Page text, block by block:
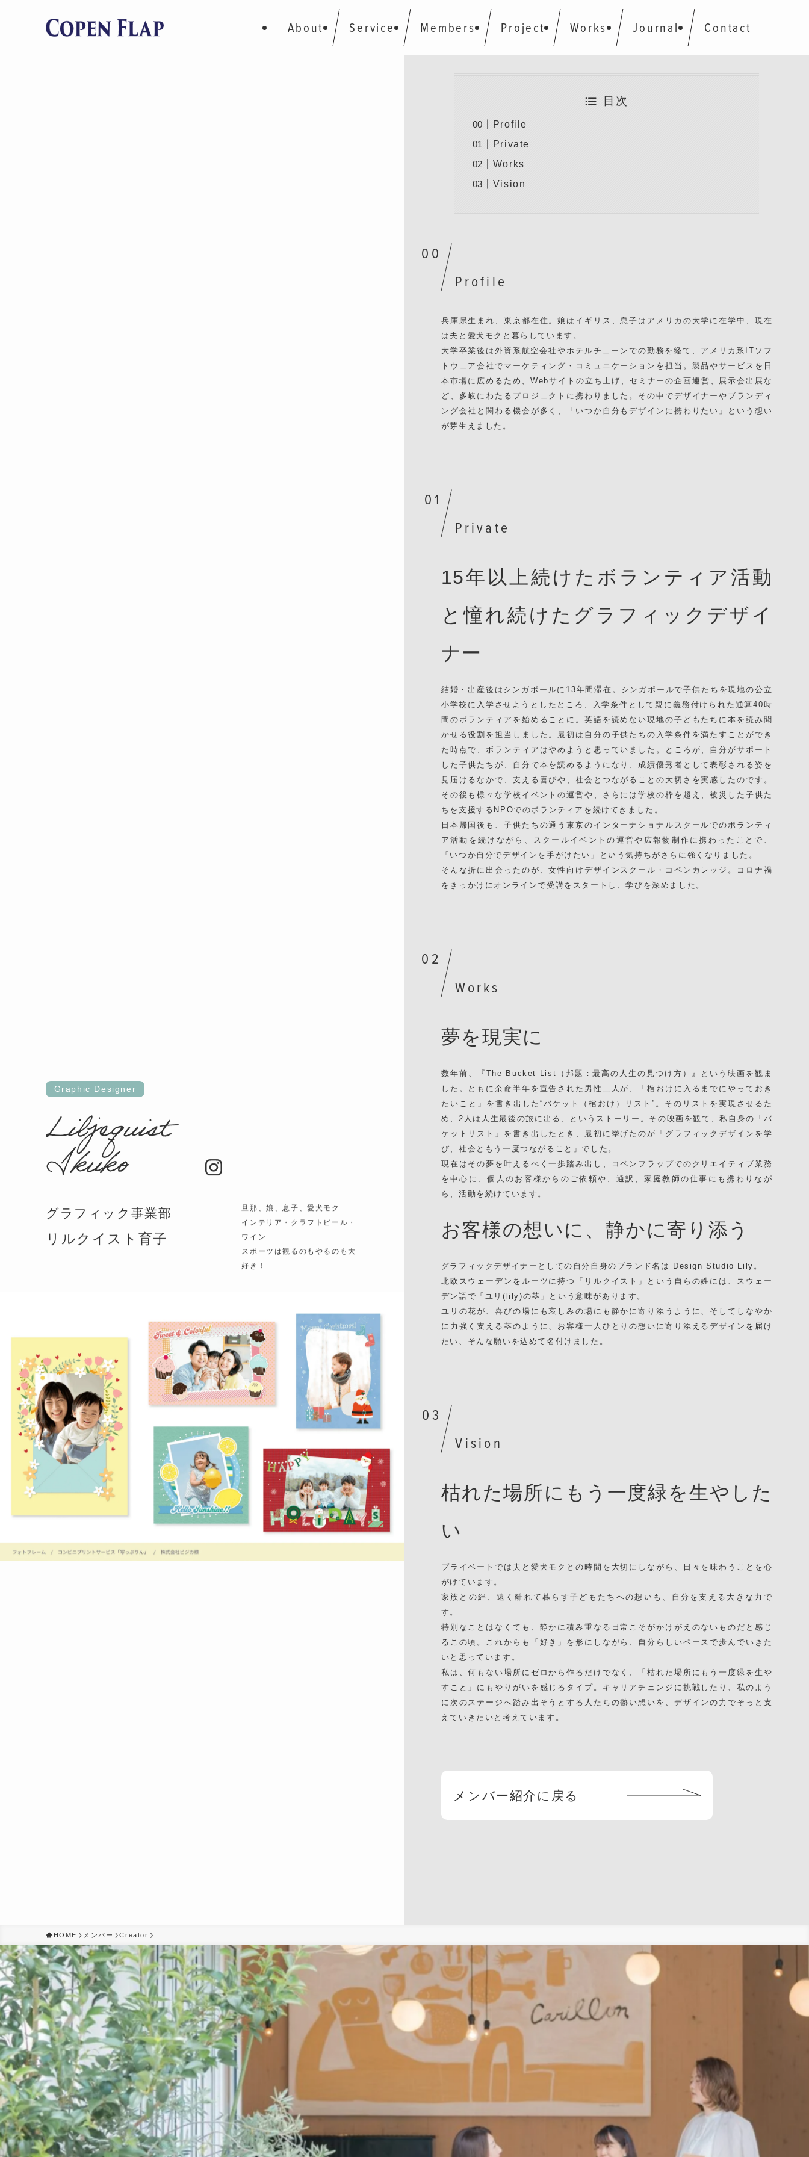
About Service Members Project Works Journal Contact
Graphic Designer
Liljequist
Ikuko
グラフィック事業部
リルクイスト育子
旦那、娘、息子、愛犬モク
インテリア・クラフトビール・
ワイン
スポーツは観るのもやるのも大
好き！
目次
Profile
Private
Works
Vision
Profile
兵庫県生まれ、東京都在住。娘はイギリス、息子はアメリカの大学に在学中、現在
は夫と愛犬モクと暮らしています。
大学卒業後は外資系航空会社やホテルチェーンでの勤務を経て、アメリカ系ITソフ
トウェア会社でマーケティング・コミュニケーションを担当。製品やサービスを日
本市場に広めるため、Webサイトの立ち上げ、セミナーの企画運営、展示会出展な
ど、多岐にわたるプロジェクトに携わりました。その中でデザイナーやブランディ
ング会社と関わる機会が多く、「いつか自分もデザインに携わりたい」という想い
が芽生えました。
Private
15年以上続けたボランティア活動
と憧れ続けたグラフィックデザイ
ナー
結婚・出産後はシンガポールに13年間滞在。シンガポールで子供たちを現地の公立
小学校に入学させようとしたところ、入学条件として親に義務付けられた通算40時
間のボランティアを始めることに。英語を読めない現地の子どもたちに本を読み聞
かせる役割を担当しました。最初は自分の子供たちの入学条件を満たすことができ
た時点で、ボランティアはやめようと思っていました。ところが、自分がサポート
した子供たちが、自分で本を読めるようになり、成績優秀者として表彰される姿を
見届けるなかで、支える喜びや、社会とつながることの大切さを実感したのです。
その後も様々な学校イベントの運営や、さらには学校の枠を超え、被災した子供た
ちを支援するNPOでのボランティアを続けてきました。
日本帰国後も、子供たちの通う東京のインターナショナルスクールでのボランティ
ア活動を続けながら、スクールイベントの運営や広報物制作に携わったことで、
「いつか自分でデザインを手がけたい」という気持ちがさらに強くなりました。
そんな折に出会ったのが、女性向けデザインスクール・コペンカレッジ。コロナ禍
をきっかけにオンラインで受講をスタートし、学びを深めました。
Works
夢を現実に
数年前、『The Bucket List（邦題：最高の人生の見つけ方）』という映画を観ま
した。ともに余命半年を宣告された男性二人が、「棺おけに入るまでにやっておき
たいこと」を書き出した“バケット（棺おけ）リスト”。そのリストを実現させるた
め、2人は人生最後の旅に出る、というストーリー。その映画を観て、私自身の「バ
ケットリスト」を書き出したとき、最初に挙げたのが「グラフィックデザインを学
び、社会ともう一度つながること」でした。
現在はその夢を叶えるべく一歩踏み出し、コペンフラップでのクリエイティブ業務
を中心に、個人のお客様からのご依頼や、通訳、家庭教師の仕事にも携わりなが
ら、活動を続けています。
お客様の想いに、静かに寄り添う
グラフィックデザイナーとしての自分自身のブランド名は Design Studio Lily。
北欧スウェーデンをルーツに持つ「リルクイスト」という自らの姓には、スウェー
デン語で「ユリ(lily)の茎」という意味があります。
ユリの花が、喜びの場にも哀しみの場にも静かに寄り添うように、そしてしなやか
に力強く支える茎のように、お客様一人ひとりの想いに寄り添えるデザインを届け
たい、そんな願いを込めて名付けました。
Vision
枯れた場所にもう一度緑を生やした
い
プライベートでは夫と愛犬モクとの時間を大切にしながら、日々を味わうことを心
がけています。
家族との絆、遠く離れて暮らす子どもたちへの想いも、自分を支える大きな力で
す。
特別なことはなくても、静かに積み重なる日常こそがかけがえのないものだと感じ
るこの頃。これからも「好き」を形にしながら、自分らしいペースで歩んでいきた
いと思っています。
私は、何もない場所にゼロから作るだけでなく、「枯れた場所にもう一度緑を生や
すこと」にもやりがいを感じるタイプ。キャリアチェンジに挑戦したり、私のよう
に次のステージへ踏み出そうとする人たちの熱い想いを、デザインの力でそっと支
えていきたいと考えています。
メンバー紹介に戻る
HOME メンバー Creator